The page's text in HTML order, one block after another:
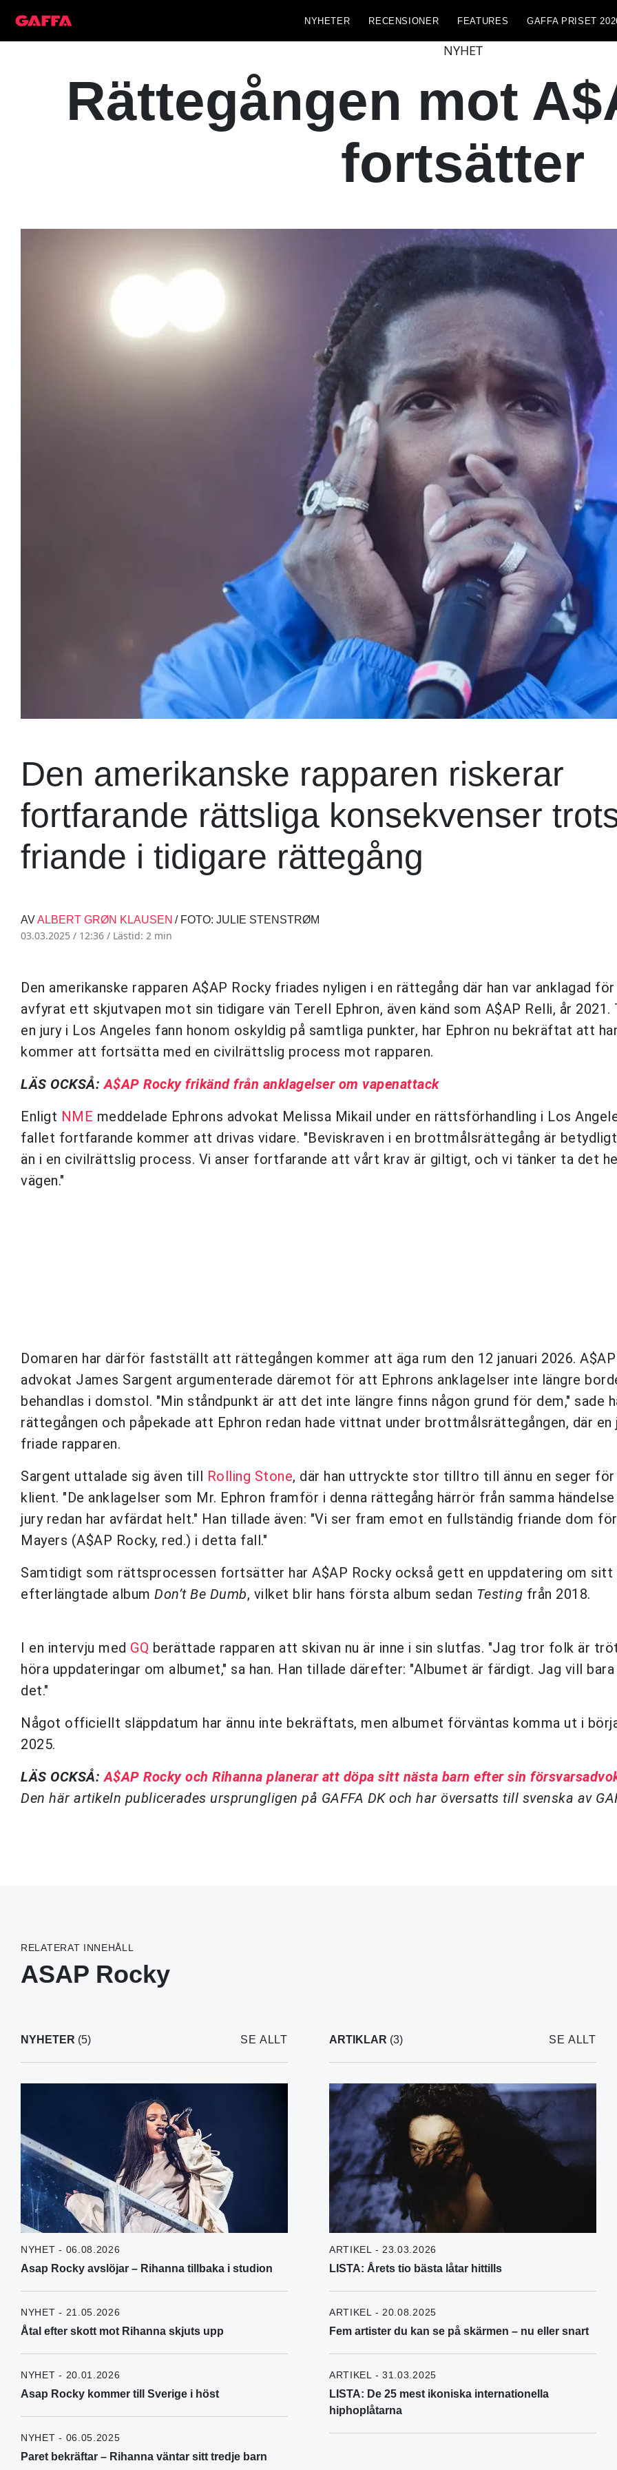
NYHETER RECENSIONER FEATURES GAFFA PRISET
NYHET
Rättegången mot
fortsätter
Den amerikanske rapparen riskerar
fortfarande rättsliga konsekvenser
friande i tidigare rättegång
AVALBERT GRØN KLAUSEN / FOTO: JULIE STENSTRØM
03.03.2025 / 12:36 / Lästid: 2 min
Den amerikanske rapparen A$AP Rocky friades nyligen i en rättegång där han var anklagad
avfyrat ett skjutvapen mot sin tidigare vän Terell Ephron, även känd som A$AP Relli, år
en jury i Los Angeles fann honom oskyldig på samtliga punkter, har Ephron nu bekräftat att
kommer att fortsätta med en civilrättslig process mot rapparen.
LÄS OCKSÅ:A$AP Rocky frikänd från anklagelser om vapenattack
Enligt NME meddelade Ephrons advokat Melissa Mikail under en rättsförhandling i Los
fallet fortfarande kommer att drivas vidare. "Beviskraven i en brottmålsrättegång är
än i en civilrättslig process. Vi anser fortfarande att vårt krav är giltigt, och vi tänker ta det
vägen."
Domaren har därför fastställt att rättegången kommer att äga rum den 12 januari 2026.
advokat James Sargent argumenterade däremot för att Ephrons anklagelser inte längre
behandlas i domstol. "Min ståndpunkt är att det inte längre finns någon grund för dem," sade
rättegången och påpekade att Ephron redan hade vittnat under brottmålsrättegången, där en
friade rapparen.
Sargent uttalade sig även till Rolling Stone, där han uttryckte stor tilltro till ännu en seger för
klient. "De anklagelser som Mr. Ephron framför i denna rättegång härrör från samma
jury redan har avfärdat helt." Han tillade även: "Vi ser fram emot en fullständig friande dom
Mayers (A$AP Rocky, red.) i detta fall."
Samtidigt som rättsprocessen fortsätter har A$AP Rocky också gett en uppdatering om sitt
efterlängtade album Don’t Be Dumb, vilket blir hans första album sedan Testing från 2018.
I en intervju med GQ berättade rapparen att skivan nu är inne i sin slutfas. "Jag tror folk är
höra uppdateringar om albumet," sa han. Han tillade därefter: "Albumet är färdigt. Jag vill
det."
Något officiellt släppdatum har ännu inte bekräftats, men albumet förväntas komma ut i
2025.
LÄS OCKSÅ:A$AP Rocky och Rihanna planerar att döpa sitt nästa barn efter sin
Den här artikeln publicerades ursprungligen på GAFFA DK och har översatts till svenska av
RELATERAT INNEHÅLL
ASAP Rocky
NYHETER (5) SE ALLT
NYHET - 06.08.2026
Asap Rocky avslöjar – Rihanna tillbaka i studion
NYHET - 21.05.2026
Åtal efter skott mot Rihanna skjuts upp
NYHET - 20.01.2026
Asap Rocky kommer till Sverige i höst
NYHET - 06.05.2025
Paret bekräftar – Rihanna väntar sitt tredje barn
ARTIKLAR (3) SE ALLT
ARTIKEL - 23.03.2026
LISTA: Årets tio bästa låtar hittills
ARTIKEL - 20.08.2025
Fem artister du kan se på skärmen – nu eller snart
ARTIKEL - 31.03.2025
LISTA: De 25 mest ikoniska internationella
hiphoplåtarna